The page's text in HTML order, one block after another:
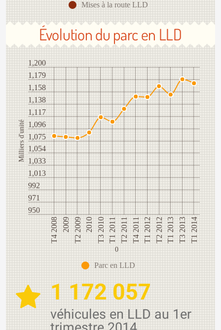
Mises à la route LLD
Évolution du parc en LLD
950
971
992
1,013
1,033
1,054
1,075
1,096
1,117
1,138
1,158
1,179
1,200
T4 2008 2009 T2 2009 2010 T3 2010 T1 2011 T2 2011 T4 2011 T1 2012 T2 2012 T1 2013 T3 2013 T1 2014
Milliers d'unité
0
Parc en LLD
1 172 057
véhicules en LLD au 1er